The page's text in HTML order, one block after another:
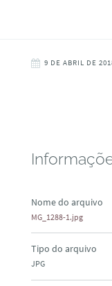
9 DE ABRIL DE
Nome do arquivo
MG_1288-1.jpg
Tipo do arquivo
JPG